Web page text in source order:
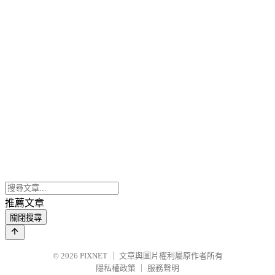
推薦文章
關閉搜尋
© 2026 PIXNET
文章與圖片權利屬原作者所有
隱私權政策
服務聲明